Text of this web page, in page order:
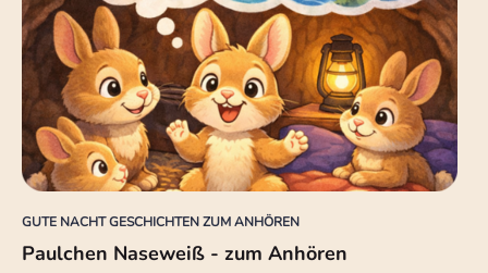
GUTE NACHT GESCHICHTEN ZUM ANHÖREN
Paulchen Naseweiß - zum Anhören